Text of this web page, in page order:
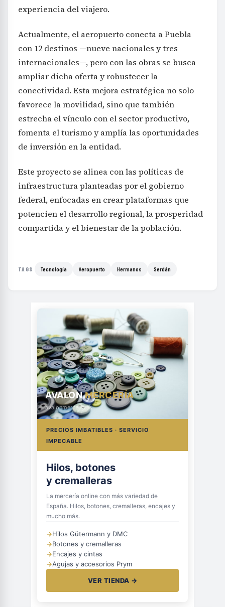
experiencia del viajero.
Actualmente, el aeropuerto conecta a Puebla
con 12 destinos —nueve nacionales y tres
internacionales—, pero con las obras se busca
ampliar dicha oferta y robustecer la
conectividad. Esta mejora estratégica no solo
favorece la movilidad, sino que también
estrecha el vínculo con el sector productivo,
fomenta el turismo y amplía las oportunidades
de inversión en la entidad.
Este proyecto se alinea con las políticas de
infraestructura planteadas por el gobierno
federal, enfocadas en crear plataformas que
potencien el desarrollo regional, la prosperidad
compartida y el bienestar de la población.
TAGS Tecnología Aeropuerto Hermanos Serdán
AVALONMERCERÍA
avalonmerceria.es
PRECIOS IMBATIBLES · SERVICIO
IMPECABLE
Hilos, botones
y cremalleras
La mercería online con más variedad de
España. Hilos, botones, cremalleras, encajes y
mucho más.
→Hilos Gütermann y DMC
→Botones y cremalleras
→Encajes y cintas
→Agujas y accesorios Prym
VER TIENDA →